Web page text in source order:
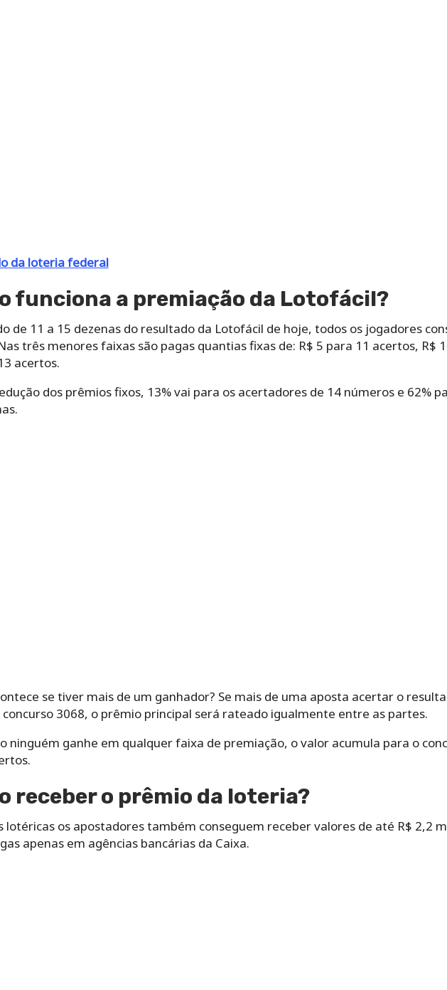
da loteria federal
funciona a premiação da Lotofácil?
de 11 a 15 dezenas do resultado da Lotofácil de hoje, todos os jogadores
três menores faixas são pagas quantias fixas de: R$ 5 para 11 acertos, R$
acertos.
dos prêmios fixos, 13% vai para os acertadores de 14 números e 62%
se tiver mais de um ganhador? Se mais de uma aposta acertar o
3068, o prêmio principal será rateado igualmente entre as partes.
ninguém ganhe em qualquer faixa de premiação, o valor acumula para o
receber o prêmio da loteria?
lotéricas os apostadores também conseguem receber valores de até R$ 2,2
apenas em agências bancárias da Caixa.